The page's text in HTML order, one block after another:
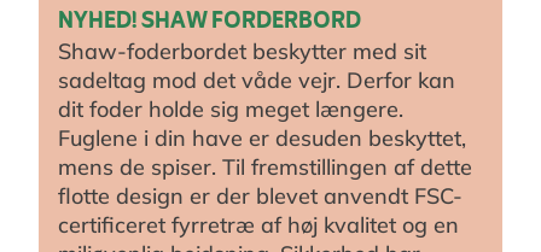
NYHED! SHAW FORDERBORD
Shaw-foderbordet beskytter med sit
sadeltag mod det våde vejr. Derfor kan
dit foder holde sig meget længere.
Fuglene i din have er desuden beskyttet,
mens de spiser. Til fremstillingen af dette
flotte design er der blevet anvendt FSC-
certificeret fyrretræ af høj kvalitet og en